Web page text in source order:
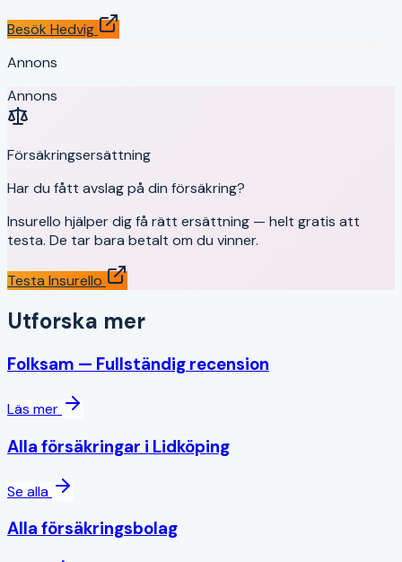
Besök Hedvig
Annons
Annons
Försäkringsersättning
Har du fått avslag på din försäkring?
Insurello hjälper dig få rätt ersättning — helt gratis att
testa. De tar bara betalt om du vinner.
Testa Insurello
Utforska mer
Folksam — Fullständig recension
Läs mer
Alla försäkringar i Lidköping
Se alla
Alla försäkringsbolag